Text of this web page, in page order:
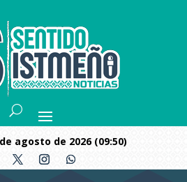
agosto de 2026 (09:50)